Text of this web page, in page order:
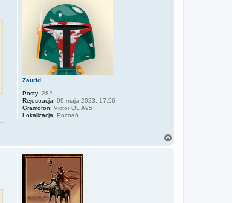
Zaurid
Posty: 282
Rejestracja: 09 maja 2023, 17:56
Gramofon: Victor QL A95
Lokalizacja: Poznań